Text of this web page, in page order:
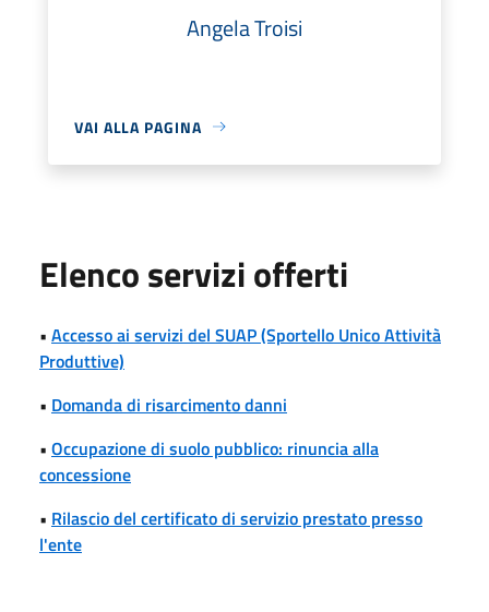
Angela Troisi
VAI ALLA PAGINA
Elenco servizi offerti
• Accesso ai servizi del SUAP (Sportello Unico Attività
Produttive)
• Domanda di risarcimento danni
• Occupazione di suolo pubblico: rinuncia alla
concessione
• Rilascio del certificato di servizio prestato presso
l'ente